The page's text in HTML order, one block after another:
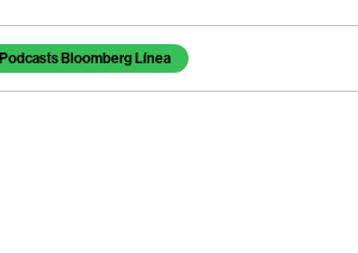
Podcasts Bloomberg Línea